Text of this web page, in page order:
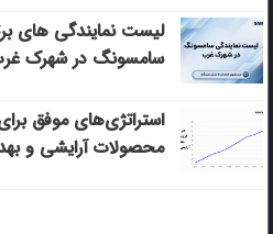
لیست نمایندگی های
سامسونگ در شهرک
استراتژی‌های موفق برای
محصولات آرایشی و